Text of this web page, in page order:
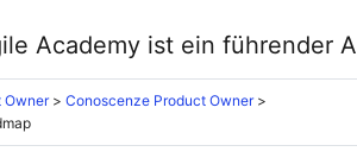
Owner
Conoscenze Product Owner